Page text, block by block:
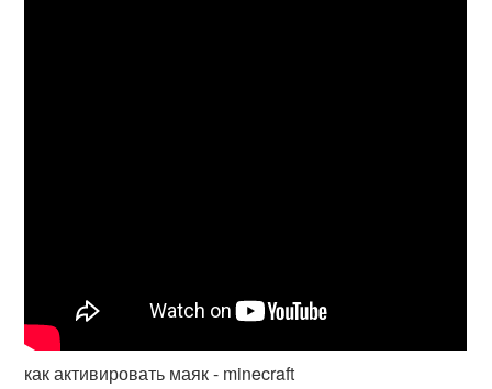
как активировать маяк - minecraft